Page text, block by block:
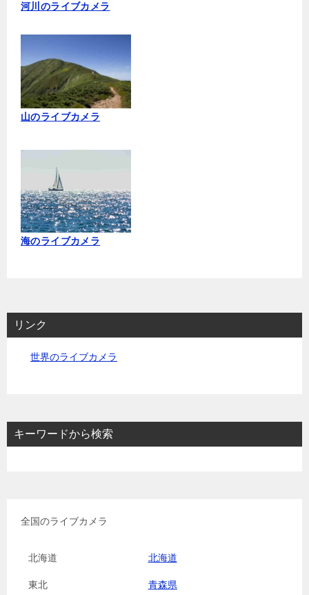
河川のライブカメラ
山のライブカメラ
海のライブカメラ
リンク
世界のライブカメラ
キーワードから検索
全国のライブカメラ
北海道 北海道
東北
青森県